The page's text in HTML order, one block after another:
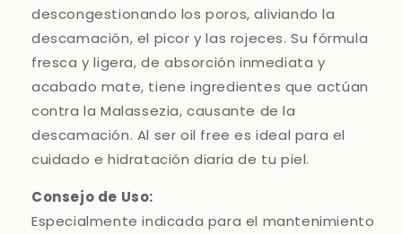
descongestionando los poros, aliviando la
descamación, el picor y las rojeces. Su fórmula
fresca y ligera, de absorción inmediata y
acabado mate, tiene ingredientes que actúan
contra la Malassezia, causante de la
descamación. Al ser oil free es ideal para el
cuidado e hidratación diaria de tu piel.
Consejo de Uso:
Especialmente indicada para el mantenimiento